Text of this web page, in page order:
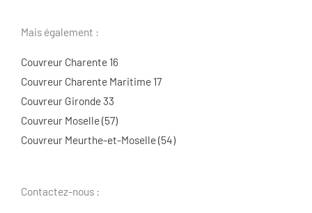
Mais également :
Couvreur Charente 16
Couvreur Charente Maritime 17
Couvreur Gironde 33
Couvreur Moselle (57)
Couvreur Meurthe-et-Moselle (54)
Contactez-nous :